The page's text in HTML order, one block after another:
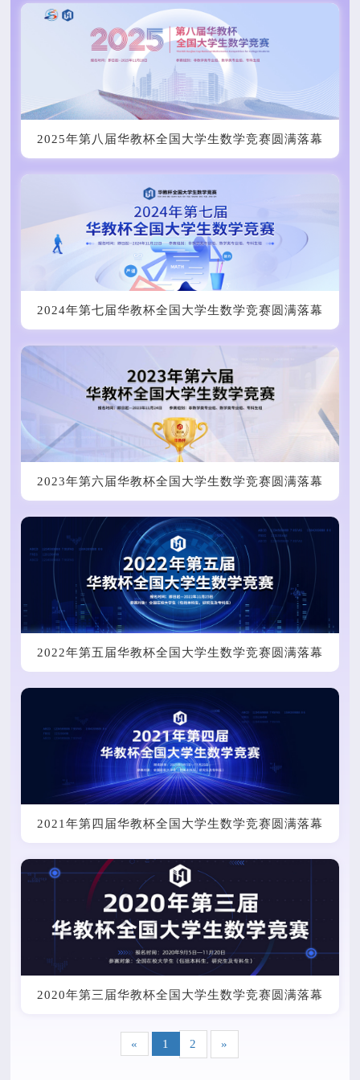
2025年第八届华教杯全国大学生数学竞赛圆满落幕
2024年第七届华教杯全国大学生数学竞赛圆满落幕
2023年第六届华教杯全国大学生数学竞赛圆满落幕
2022年第五届华教杯全国大学生数学竞赛圆满落幕
2021年第四届华教杯全国大学生数学竞赛圆满落幕
2020年第三届华教杯全国大学生数学竞赛圆满落幕
« 1 2 »